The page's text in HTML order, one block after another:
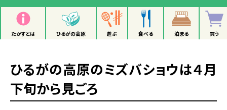
たかすとは ひるがの高原 遊ぶ 食べる 泊まる 買う
ひるがの高原のミズバショウは４月
下旬から見ごろ